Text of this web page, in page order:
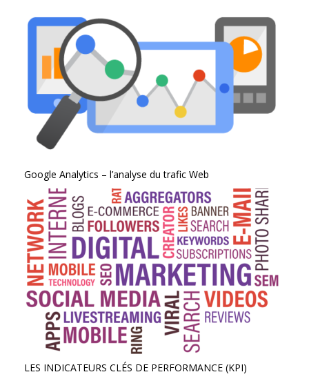
Google Analytics – l’analyse du trafic Web
LES INDICATEURS CLÉS DE PERFORMANCE (KPI)